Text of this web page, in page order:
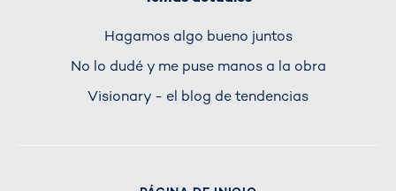
Hagamos algo bueno juntos
No lo dudé y me puse manos a la obra
Visionary - el blog de tendencias